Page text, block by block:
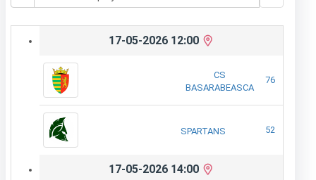
17-05-2026 12:00
CS
BASARABEASCA
76
SPARTANS 52
17-05-2026 14:00